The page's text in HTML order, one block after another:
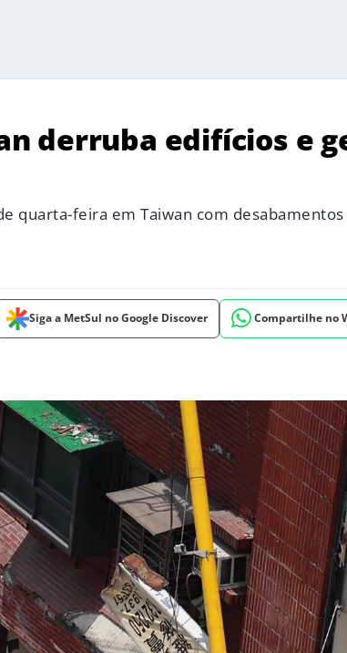
derruba edifícios e
quarta-feira em Taiwan com desabamentos
Siga a MetSul no Google Discover Compartilhe no